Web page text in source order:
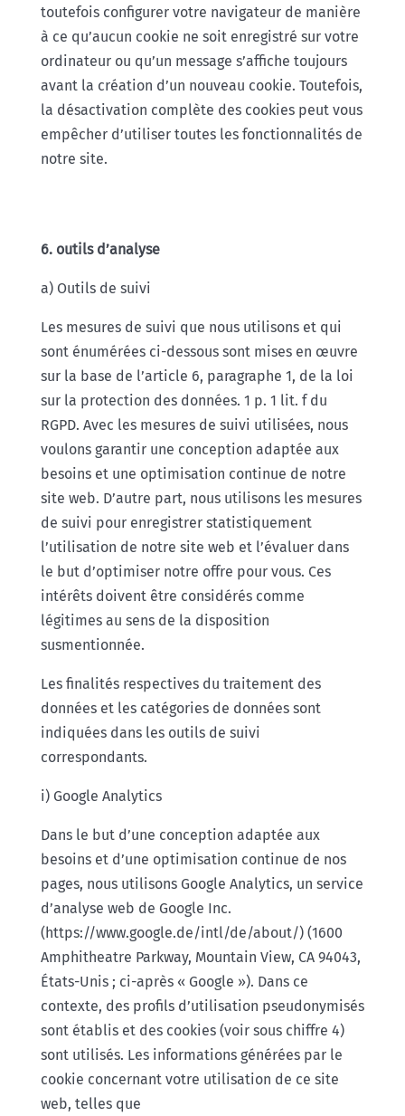
toutefois configurer votre navigateur de manière
à ce qu’aucun cookie ne soit enregistré sur votre
ordinateur ou qu’un message s’affiche toujours
avant la création d’un nouveau cookie. Toutefois,
la désactivation complète des cookies peut vous
empêcher d’utiliser toutes les fonctionnalités de
notre site.
6. outils d’analyse
a) Outils de suivi
Les mesures de suivi que nous utilisons et qui
sont énumérées ci-dessous sont mises en œuvre
sur la base de l’article 6, paragraphe 1, de la loi
sur la protection des données. 1 p. 1 lit. f du
RGPD. Avec les mesures de suivi utilisées, nous
voulons garantir une conception adaptée aux
besoins et une optimisation continue de notre
site web. D’autre part, nous utilisons les mesures
de suivi pour enregistrer statistiquement
l’utilisation de notre site web et l’évaluer dans
le but d’optimiser notre offre pour vous. Ces
intérêts doivent être considérés comme
légitimes au sens de la disposition
susmentionnée.
Les finalités respectives du traitement des
données et les catégories de données sont
indiquées dans les outils de suivi
correspondants.
i) Google Analytics
Dans le but d’une conception adaptée aux
besoins et d’une optimisation continue de nos
pages, nous utilisons Google Analytics, un service
d’analyse web de Google Inc.
(https://www.google.de/intl/de/about/) (1600
Amphitheatre Parkway, Mountain View, CA 94043,
États-Unis ; ci-après « Google »). Dans ce
contexte, des profils d’utilisation pseudonymisés
sont établis et des cookies (voir sous chiffre 4)
sont utilisés. Les informations générées par le
cookie concernant votre utilisation de ce site
web, telles que